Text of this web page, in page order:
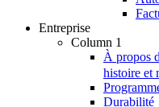
Entreprise
Column 1
À propos
histoire et
Durabilité